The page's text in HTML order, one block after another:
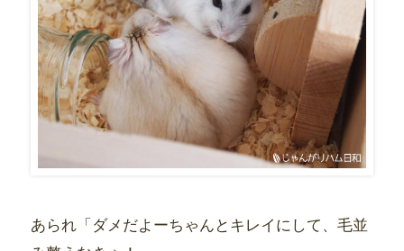
あられ「ダメだよーちゃんとキレイにして、毛並